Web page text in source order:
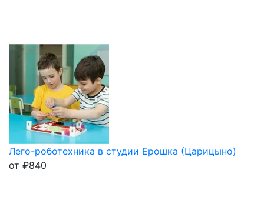
Лего-роботехника в студии Ерошка (Царицыно)
от ₽840